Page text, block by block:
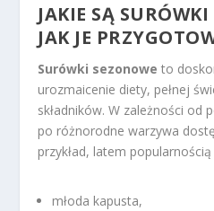
JAKIE SĄ
JAK JE
Surówki sezonowe to
urozmaicenie diety, pełnej
składników. W zależności od
po różnorodne warzywa
przykład, latem popularnością
młoda kapusta,